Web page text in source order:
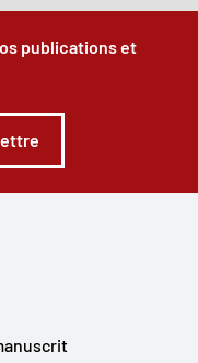
publications et